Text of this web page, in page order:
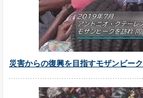
災害からの復興を目指すモザンビーク